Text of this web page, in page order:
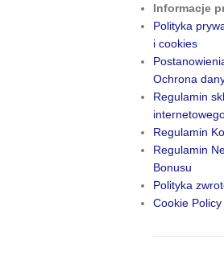
Informacje
Polityka
i cookies
Ochrona
Regulamin
Regulamin
Regulamin
Bonusu
Polityka
Cookie Policy